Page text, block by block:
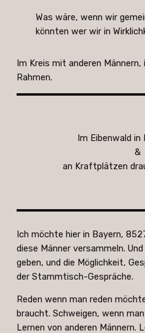
Was wäre, wenn wir
könnten wer wir in
Im Kreis mit anderen
Rahmen.
Im Eibenwald
&
an Kraftplätzen
Ich möchte hier in Bayern,
diese Männer versammeln.
geben, und die Möglichkeit,
der Stammtisch-Gespräche.
Reden wenn man reden
braucht. Schweigen, wenn
Lernen von anderen Männern.